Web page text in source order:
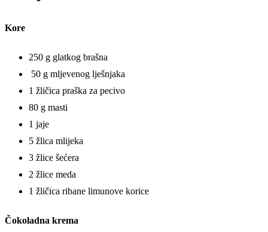
Kore
250 g glatkog brašna
50 g mljevenog lješnjaka
1 žličica praška za pecivo
80 g masti
1 jaje
5 žlica mlijeka
3 žlice šećera
2 žlice meda
1 žličica ribane limunove korice
Čokoladna krema